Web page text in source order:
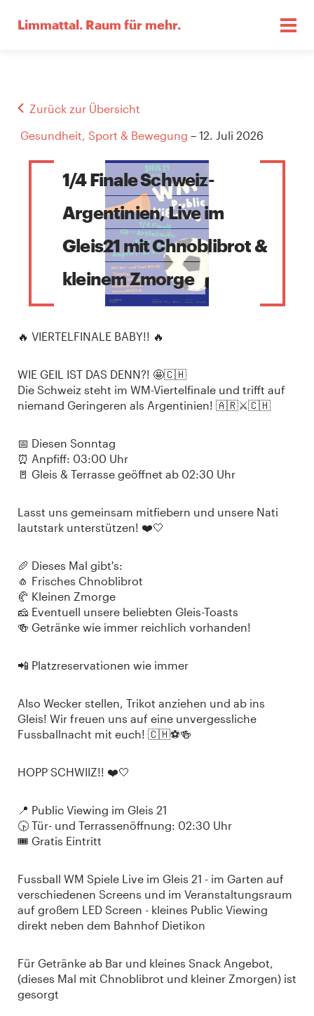
Limmattal. Raum für mehr.
Zurück zur Übersicht
Gesundheit, Sport & Bewegung – 12. Juli 2026
1/4 Finale Schweiz-
Argentinien, Live im
Gleis21 mit Chnoblibrot &
kleinem Zmorge
🔥 VIERTELFINALE BABY!! 🔥
WIE GEIL IST DAS DENN?! 🤩🇨🇭
Die Schweiz steht im WM-Viertelfinale und trifft auf
niemand Geringeren als Argentinien! 🇦🇷⚔️🇨🇭
📅 Diesen Sonntag
⏰ Anpfiff: 03:00 Uhr
🚪 Gleis & Terrasse geöffnet ab 02:30 Uhr
Lasst uns gemeinsam mitfiebern und unsere Nati
lautstark unterstützen! ❤️🤍
🥖 Dieses Mal gibt's:
🧄 Frisches Chnoblibrot
🥐 Kleinen Zmorge
🧀 Eventuell unsere beliebten Gleis-Toasts
🍻 Getränke wie immer reichlich vorhanden!
📲 Platzreservationen wie immer
Also Wecker stellen, Trikot anziehen und ab ins
Gleis! Wir freuen uns auf eine unvergessliche
Fussballnacht mit euch! 🇨🇭⚽🍻
HOPP SCHWIIZ!! ❤️🤍
📍 Public Viewing im Gleis 21
🕟 Tür- und Terrassenöffnung: 02:30 Uhr
🎟️ Gratis Eintritt
Fussball WM Spiele Live im Gleis 21 - im Garten auf
verschiedenen Screens und im Veranstaltungsraum
auf großem LED Screen - kleines Public Viewing
direkt neben dem Bahnhof Dietikon
Für Getränke ab Bar und kleines Snack Angebot,
(dieses Mal mit Chnoblibrot und kleiner Zmorgen) ist
gesorgt